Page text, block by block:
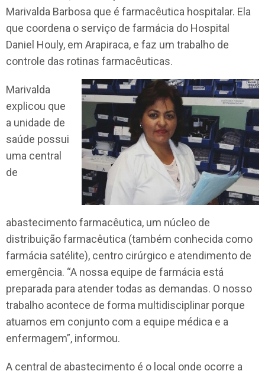
Marivalda Barbosa que é farmacêutica hospitalar. Ela
que coordena o serviço de farmácia do Hospital
Daniel Houly, em Arapiraca, e faz um trabalho de
controle das rotinas farmacêuticas.
Marivalda
explicou que
a unidade de
saúde possui
uma central
de
abastecimento farmacêutica, um núcleo de
distribuição farmacêutica (também conhecida como
farmácia satélite), centro cirúrgico e atendimento de
emergência. “A nossa equipe de farmácia está
preparada para atender todas as demandas. O nosso
trabalho acontece de forma multidisciplinar porque
atuamos em conjunto com a equipe médica e a
enfermagem”, informou.
A central de abastecimento é o local onde ocorre a